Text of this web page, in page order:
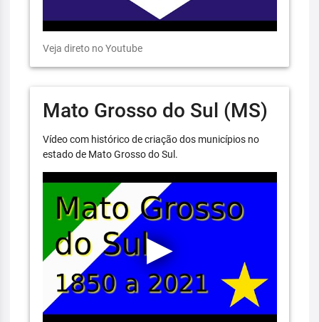
Veja direto no Youtube
Mato Grosso do Sul (MS)
Vídeo com histórico de criação dos municípios no
estado de Mato Grosso do Sul.